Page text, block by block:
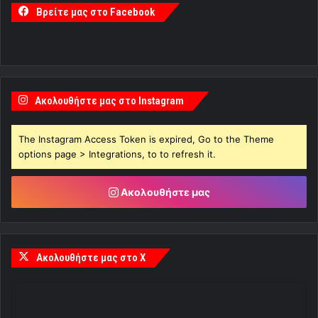
Βρείτε μας στο Facebook
Ακολουθήστε μας στο Instagram
The Instagram Access Token is expired, Go to the Theme
options page > Integrations, to to refresh it.
Ακολουθήστε μας
Ακολουθήστε μας στο X